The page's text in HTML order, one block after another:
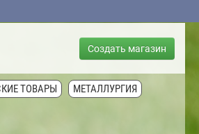
Создать магазин
ТОВАРЫ МЕТАЛЛУРГИЯ